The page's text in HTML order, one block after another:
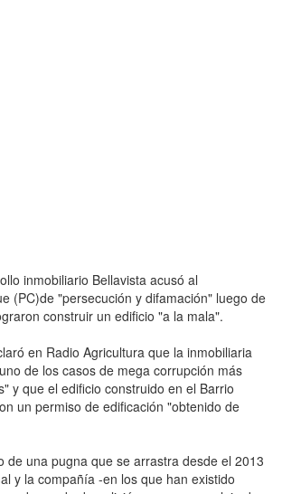
inmobiliario Bellavista acusó al
(PC)de "persecución y difamación" luego de
construir un edificio "a la mala".
en Radio Agricultura que la inmobiliaria
de los casos de mega corrupción más
y que el edificio construido en el Barrio
un permiso de edificación "obtenido de
de una pugna que se arrastra desde el 2013
y la compañía -en los que han existido